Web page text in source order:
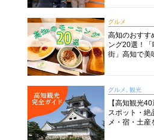
グルメ
高知のおすす
ング20選！
街」高知で美
グルメ, 観光
【高知観光
スポット・絶
メ・宿・土産